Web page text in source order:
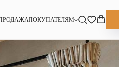
ПОКУПАТЕЛЯМ